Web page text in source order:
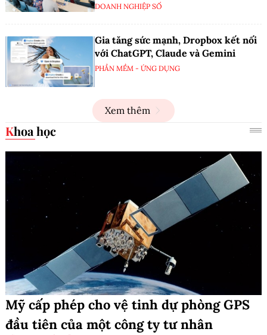
DOANH NGHIỆP SỐ
Gia tăng sức mạnh, Dropbox kết nối
với ChatGPT, Claude và Gemini
PHẦN MỀM - ỨNG DỤNG
Xem thêm
Khoa học
Mỹ cấp phép cho vệ tinh dự phòng GPS
đầu tiên của một công ty tư nhân